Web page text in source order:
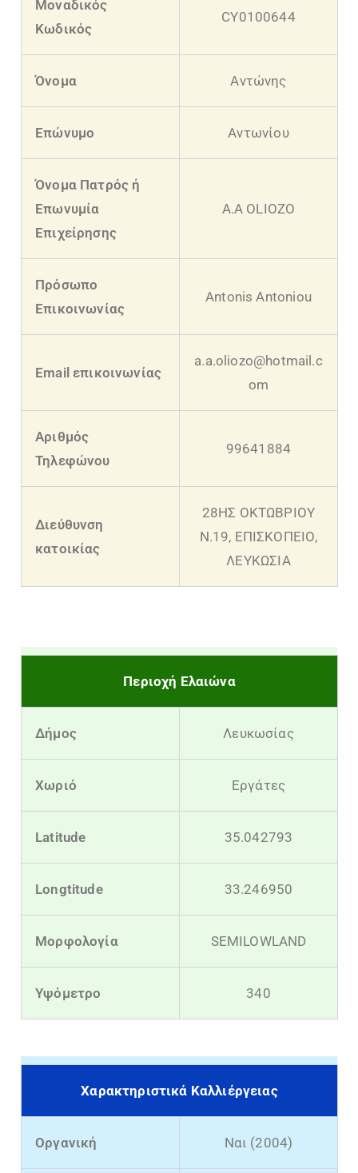
Μοναδικός
Κωδικός
CY0100644
Όνομα Αντώνης
Επώνυμο Αντωνίου
Όνομα Πατρός ή
Επωνυμία
Επιχείρησης
A.A OLIOZO
Πρόσωπο
Επικοινωνίας
Antonis Antoniou
Email επικοινωνίας
a.a.oliozo@hotmail.c
om
Αριθμός
Τηλεφώνου
99641884
Διεύθυνση
κατοικίας
28ΗΣ ΟΚΤΩΒΡΙΟΥ
Ν.19, ΕΠΙΣΚΟΠΕΙΟ,
ΛΕΥΚΩΣΙΑ
Περιοχή Ελαιώνα
Δήμος Λευκωσίας
Χωριό Εργάτες
Latitude 35.042793
Longtitude 33.246950
Mορφολογία SEMILOWLAND
Υψόμετρο 340
Χαρακτηριστικά Καλλιέργειας
Οργανική Ναι (2004)